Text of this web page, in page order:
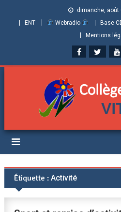
dimanche, août
ENT
Webradio Base
Mentions
Collège
Vittel
Étiquette : Activité